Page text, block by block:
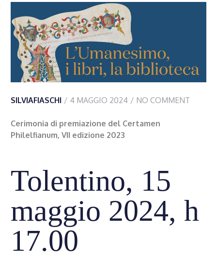
SILVIAFIASCHI 4 MAGGIO 2024 NO COMMENT
Cerimonia di premiazione del Certamen
Philelfianum, VII edizione 2023
Tolentino, 15
maggio 2024, h
17.00